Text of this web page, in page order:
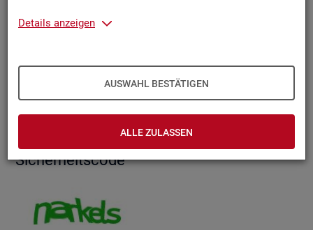
Details anzeigen
AUSWAHL BESTÄTIGEN
ALLE ZULASSEN
Si­cher­heits­code